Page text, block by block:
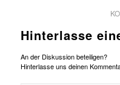
Hinterlasse
An der Diskussion beteiligen?
Hinterlasse uns deinen